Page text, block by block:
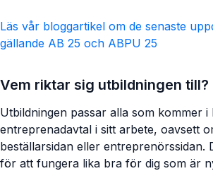
Läs vår bloggartikel om de senaste
gällande AB 25 och ABPU 25
Vem riktar sig utbildningen till?
Utbildningen passar alla som kommer i
entreprenadavtal i sitt arbete, oavsett
beställarsidan eller entreprenörssidan.
för att fungera lika bra för dig som är